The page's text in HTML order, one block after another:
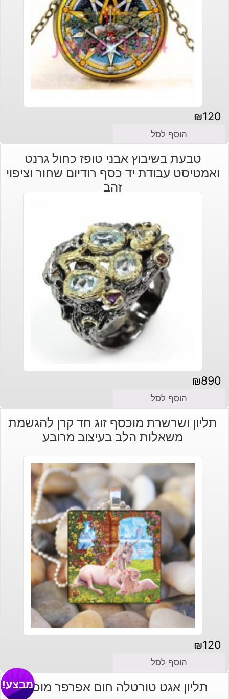
₪120
הוסף לסל
טבעת בשיבוץ אבני טופז כחול גרנט
ואמטיסט עבודת יד כסף רודיום שחור וציפוי
זהב
₪890
הוסף לסל
תליון ושרשרת מוכסף זוג חד קרן להגשמת
משאלות הלב בעיצוב מרובע
₪120
הוסף לסל
תליון אגט טורטלה חום אפרפר מוכסףמבצע!